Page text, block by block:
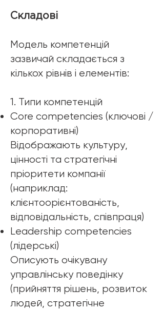
Складові
Модель компетенцій
зазвичай складається з
кількох рівнів і елементів:
1. Типи компетенцій
Core competencies (ключові /
корпоративні)
Відображають культуру,
цінності та стратегічні
пріоритети компанії
(наприклад:
клієнтоорієнтованість,
відповідальність, співпраця)
Leadership competencies
(лідерські)
Описують очікувану
управлінську поведінку
(прийняття рішень, розвиток
людей, стратегічне